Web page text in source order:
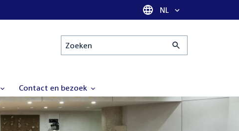
Taal selectie
NL
Zoeken
Contact en bezoek